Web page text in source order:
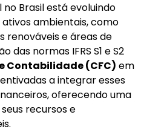
Brasil está evoluindo
ambientais, como
renováveis e áreas de
das normas IFRS S1 e S2
Contabilidade (CFC) em
a integrar esses
oferecendo uma
recursos e